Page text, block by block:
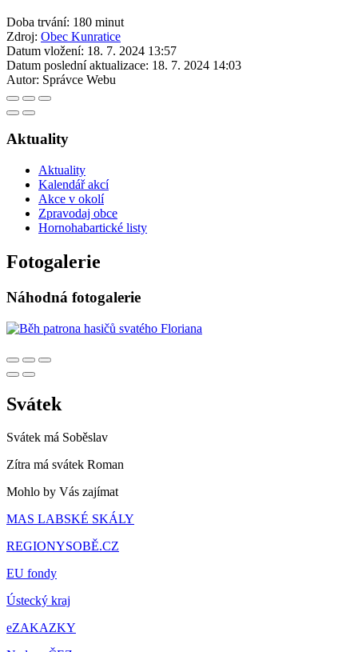
Doba trvání: 180 minut
Zdroj: Obec Kunratice
Datum vložení: 18. 7. 2024 13:57
Datum poslední aktualizace: 18. 7. 2024 14:03
Autor: Správce Webu
Aktuality
Aktuality
Kalendář akcí
Akce v okolí
Zpravodaj obce
Hornohabartické listy
Fotogalerie
Náhodná fotogalerie
Svátek
Svátek má Soběslav
Zítra má svátek Roman
Mohlo by Vás zajímat
MAS LABSKÉ SKÁLY
REGIONYSOBĚ.CZ
EU fondy
Ústecký kraj
eZAKAZKY